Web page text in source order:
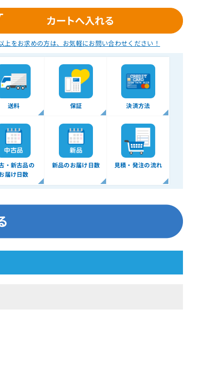
上をお求めの方は、 お気軽にお問い合わせください！
送料 保証 決済方法
・新古品の
届け日数
新品のお届け日数 見積・発注の流れ